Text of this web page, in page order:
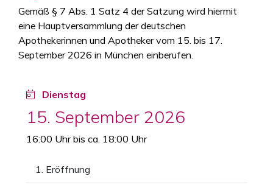
Gemäß § 7 Abs. 1 Satz 4 der Satzung wird hiermit
eine Hauptversammlung der deutschen
Apothekerinnen und Apotheker vom 15. bis 17.
September 2026 in München einberufen.
Dienstag
15. September 2026
16:00 Uhr bis ca. 18:00 Uhr
1. Eröffnung